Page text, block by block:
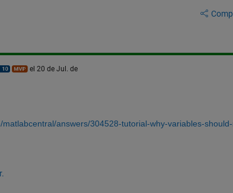
el 20 de Jul. de
matlabcentral/answers/304528-tutorial-why-variables-